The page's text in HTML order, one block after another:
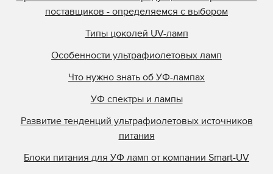
поставщиков - определяемся с выбором
Типы цоколей UV-ламп
Особенности ультрафиолетовых ламп
Что нужно знать об УФ-лампах
УФ спектры и лампы
Развитие тенденций ультрафиолетовых источников
питания
Блоки питания для УФ ламп от компании Smart-UV